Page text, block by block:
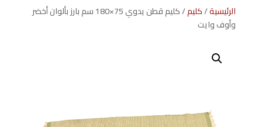
الرئيسية/كليم
/ كليم قطن يدوي 75×180 سم بارز بألوان أخضر
وأوف وايت